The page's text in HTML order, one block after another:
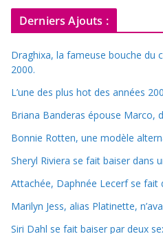
Derniers Ajouts :
Draghixa, la fameuse bouche du
2000.
L’une des plus hot des années
Briana Banderas épouse Marco,
Bonnie Rotten, une modèle
Sheryl Riviera se fait baiser dans
Attachée, Daphnée Lecerf se fait
Marilyn Jess, alias Platinette,
Siri Dahl se fait baiser par deux